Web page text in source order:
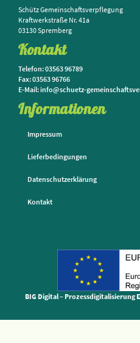
Schütz Gemeinschaftsverpflegung
Kraftwerkstraße Nr. 41a
03130 Spremberg
Kontakt
Telefon: 03563 96789
Fax: 03563 96766
E-Mail: info@schuetz-
Informationen
Impressum
Lieferbedingungen
Datenschutzerklärung
Kontakt
BIG Digital – Prozessdigitalisierung